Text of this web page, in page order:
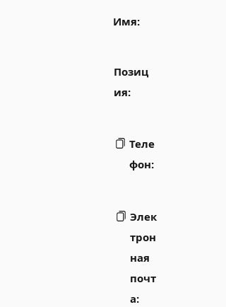
Имя:
Позиц
ия:
Теле
фон:
Элек
трон
ная
почт
а: